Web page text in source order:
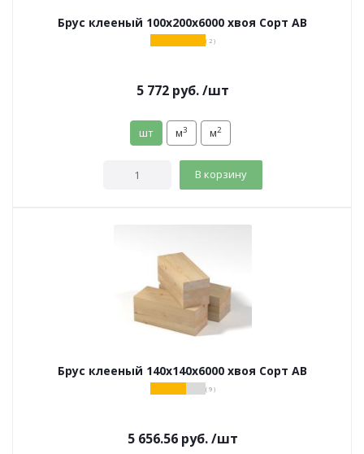
Брус клееный 100х200х6000 хвоя Сорт АВ
( 2 )
5 772руб. /шт
шт м3 м2
В корзину
Брус клееный 140х140х6000 хвоя Сорт АВ
( 9 )
5 656.56руб. /шт